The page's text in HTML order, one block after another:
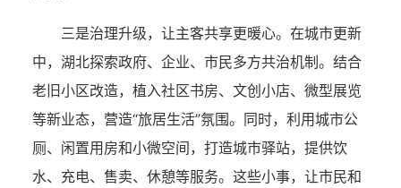
三是治理升级，让主客共享更暖心。在城市更新
中，湖北探索政府、企业、市民多方共治机制。结合
老旧小区改造，植入社区书房、文创小店、微型展览
等新业态，营造“旅居生活”氛围。同时，利用城市公
厕、闲置用房和小微空间，打造城市驿站，提供饮
水、充电、售卖、休憩等服务。这些小事，让市民和